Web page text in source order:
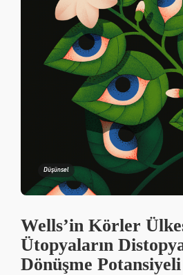
Düşünsel
Wells’in Körler
Ütopyaların
Dönüşme Potansiyeli